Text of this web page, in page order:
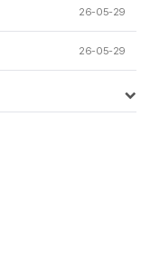
26-05-29
26-05-29